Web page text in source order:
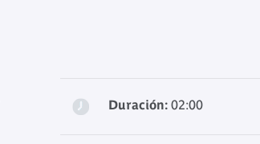
Duración: 02:00